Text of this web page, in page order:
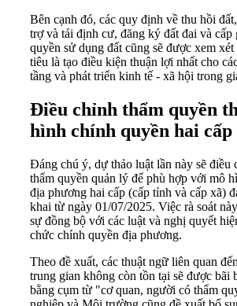
Bên cạnh đó, các quy định về thu hồi
trợ và tái định cư, đăng ký đất đai và cấp
quyền sử dụng đất cũng sẽ được xem
tiêu là tạo điều kiện thuận lợi nhất cho
tầng và phát triển kinh tế - xã hội trong
Điều chỉnh thẩm quyền
hình chính quyền hai cấp
Đáng chú ý, dự thảo luật lần này sẽ điều
thẩm quyền quản lý để phù hợp với mô
địa phương hai cấp (cấp tỉnh và cấp xã)
khai từ ngày 01/07/2025. Việc rà soát
sự đồng bộ với các luật và nghị quyết
chức chính quyền địa phương.
Theo đề xuất, các thuật ngữ liên quan
trung gian không còn tồn tại sẽ được bãi
bằng cụm từ "cơ quan, người có thẩm